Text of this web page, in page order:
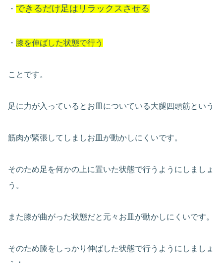
・ できるだけ足はリラックスさせる
・ 膝を伸ばした状態で行う
ことです。
足に力が入っているとお皿についている大腿四頭筋という
筋肉が緊張してしましお皿が動かしにくいです。
そのため足を何かの上に置いた状態で行うようにしましょ
う。
また膝が曲がった状態だと元々お皿が動かしにくいです。
そのため膝をしっかり伸ばした状態で行うようにしましょ